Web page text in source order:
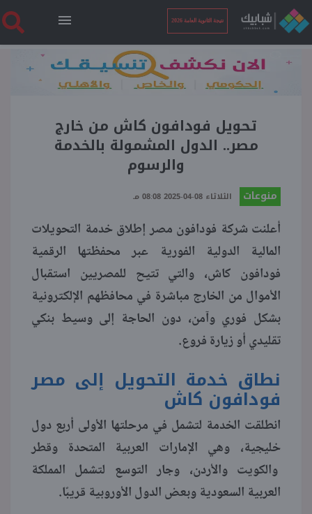
نتيجة الثانوية العامة 2026
الرئيسية
نتيجة الثانوية العامة 2026
أخبار ساخنة
بوابة الطلبة
ملفات
تحويل فودافون كاش من خارج
مصر.. الدول المشمولة بالخدمة
والرسوم
منوعات الثلاثاء 08-04-2025 08:08 مـ
أعلنت شركة فودافون مصر إطلاق خدمة التحويلات
المالية الدولية الفورية عبر محفظتها الرقمية
فودافون كاش، والتي تتيح للمصريين استقبال
الأموال من الخارج مباشرة في محافظهم الإلكترونية
بشكل فوري وآمن، دون الحاجة إلى وسيط بنكي
تقليدي أو زيارة فروع.
نطاق خدمة التحويل إلى مصر
فودافون كاش
انطلقت الخدمة لتشمل في مرحلتها الأولى أربع دول
خليجية، وهي الإمارات العربية المتحدة وقطر
والكويت والأردن، وجار التوسع لتشمل المملكة
العربية السعودية وبعض الدول الأوروبية قريبًا.